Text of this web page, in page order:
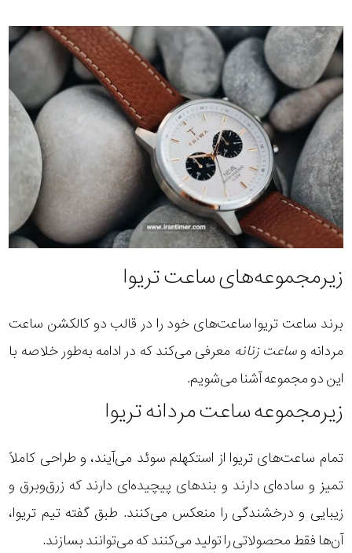
زیرمجموعه‌های ساعت تریوا
برند ساعت تریوا ساعت‌های خود را در قالب دو کالکشن ساعت
مردانه وساعت زنانه معرفی می‌کند که در ادامه به‌طور خلاصه با
این دو مجموعه آشنا می‌شویم.
زیرمجموعه ساعت مردانه تریوا
تمام ساعت‌های تریوا از استکهلم سوئد می‌آیند، و طراحی کاملاً
تمیز و ساده‌ای دارند و بند‌های پیچیده‌ای دارند که زرق‌وبرق و
زیبایی و درخشندگی را منعکس می‌کنند. طبق گفته تیم تریوا،
آن‌ها فقط محصولاتی را تولید می‌کنند که می‌توانند بسازند.